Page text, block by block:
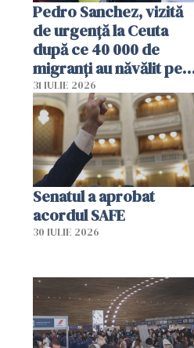
Pedro Sanchez, vizită
de urgență la Ceuta
după ce 40 000 de
migranți au năvălit pe
teritoriul spaniol: „Vom
mobiliza toate
resursele"
31 IULIE 2026
Senatul a aprobat
acordul SAFE
30 IULIE 2026